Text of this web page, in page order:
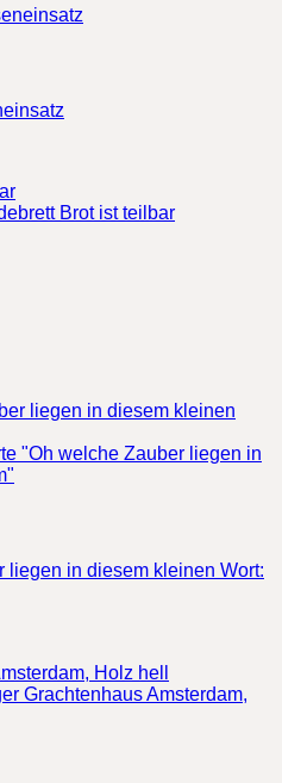
liegen in diesem kleinen Wort: